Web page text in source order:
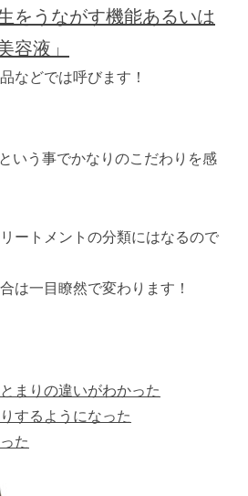
をうながす機能あるいは
容液」
などでは呼びます！
という事でかなりのこだわりを感
ートメントの分類にはなるので
は一目瞭然で変わります！
まりの違いがわかった
するようになった
た